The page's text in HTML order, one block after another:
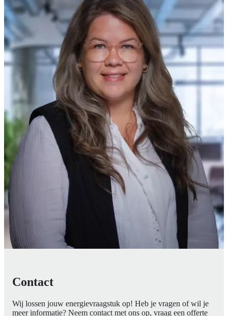
Contact
Wij lossen jouw energievraagstuk op! Heb je vragen of wil je
meer informatie? Neem contact met ons op, vraag een offerte